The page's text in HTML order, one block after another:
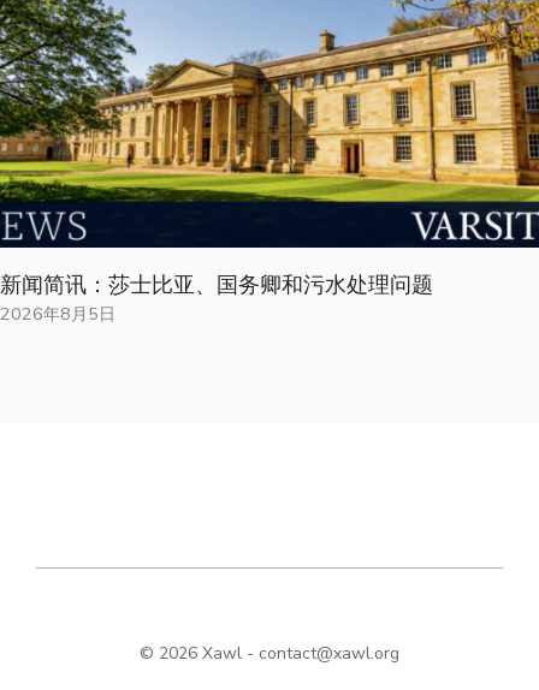
新闻简讯：莎士比亚、国务卿和污水处理问题
2026年8月5日
© 2026 Xawl - contact@xawl.org